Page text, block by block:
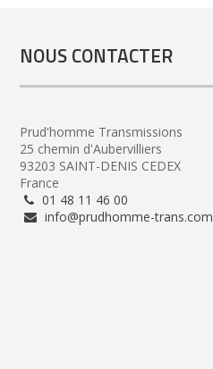
NOUS CONTACTER
Prud'homme Transmissions
25 chemin d'Aubervilliers
93203 SAINT-DENIS CEDEX
France
01 48 11 46 00
info@prudhomme-trans.com